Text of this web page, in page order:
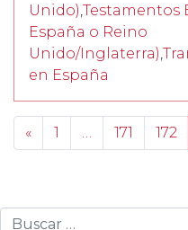
Unido) Testamentos
España o Reino
Unido/Inglaterra)
en España
Posts
« 1 171 172
Buscar